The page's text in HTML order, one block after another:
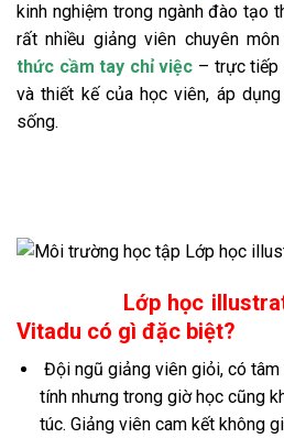
kinh nghiệm trong ngành đào tạo
rất nhiều giảng viên chuyên môn
thức cầm tay chỉ việc – trực tiếp
và thiết kế của học viên, áp
sống.
Lớp học
Vitadu có gì đặc biệt?
Đội ngũ giảng viên giỏi, có tâm
tính nhưng trong giờ học cũng
túc. Giảng viên cam kết không